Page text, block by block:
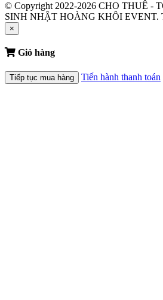
© Copyright 2022-2026 CHO THUÊ -
SINH NHẬT HOÀNG KHÔI EVENT.
×
Giỏ hàng
Tiếp tục mua hàng Tiến hành thanh toán